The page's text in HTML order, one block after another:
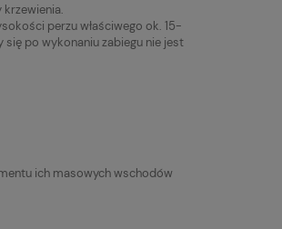
perzu właściwego ok. 15-
się po wykonaniu zabiegu nie jest
ich masowych wschodów